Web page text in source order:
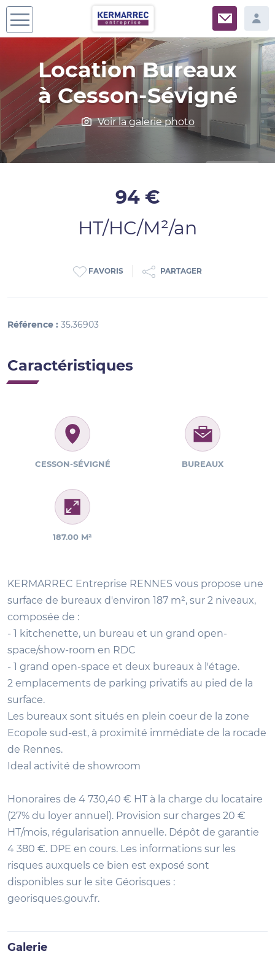
Location Bureaux
à Cesson-Sévigné
Voir la galerie photo
94 €
HT/HC/M²/an
FAVORIS PARTAGER
Référence : 35.36903
Caractéristiques
CESSON-SÉVIGNÉ BUREAUX
187.00 M²
KERMARREC Entreprise RENNES vous propose une
surface de bureaux d'environ 187 m², sur 2 niveaux,
composée de :
- 1 kitchenette, un bureau et un grand open-
space/show-room en RDC
- 1 grand open-space et deux bureaux à l'étage.
2 emplacements de parking privatifs au pied de la
surface.
Les bureaux sont situés en plein coeur de la zone
Ecopole sud-est, à proximité immédiate de la rocade
de Rennes.
Ideal activité de showroom
Honoraires de 4 730,40 € HT à la charge du locataire
(27% du loyer annuel). Provision sur charges 20 €
HT/mois, régularisation annuelle. Dépôt de garantie
4 380 €. DPE en cours. Les informations sur les
risques auxquels ce bien est exposé sont
disponibles sur le site Géorisques :
georisques.gouv.fr.
Galerie